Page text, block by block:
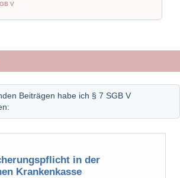
V
Beiträgen habe ich § 7 SGB V
in der
Krankenkasse